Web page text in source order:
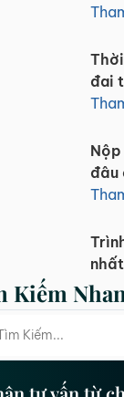
đai
đâu
Kiếm